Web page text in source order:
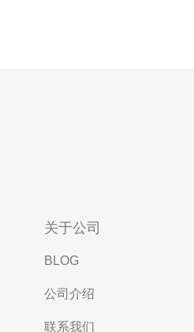
关于公司
BLOG
公司介绍
联系我们